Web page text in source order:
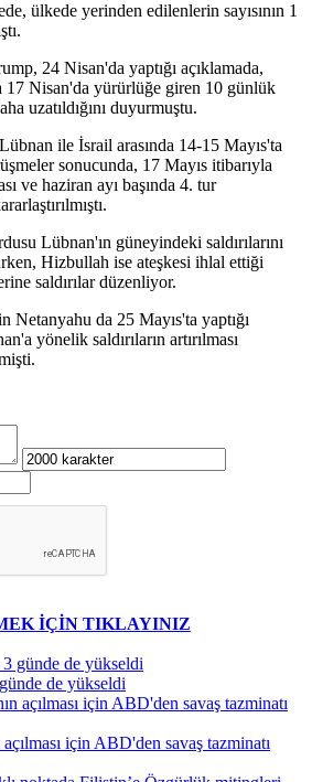
ülkede yerinden edilenlerin sayısının 1
24 Nisan'da yaptığı açıklamada,
17 Nisan'da yürürlüğe giren 10 günlük
uzatıldığını duyurmuştu.
ile İsrail arasında 14-15 Mayıs'ta
sonucunda, 17 Mayıs itibarıyla
ve haziran ayı başında 4. tur
Lübnan'ın güneyindeki saldırılarını
Hizbullah ise ateşkesi ihlal ettiği
saldırılar düzenliyor.
Netanyahu da 25 Mayıs'ta yaptığı
yönelik saldırıların artırılması
İÇİN TIKLAYINIZ
de yükseldi
için ABD'den savaş tazminatı